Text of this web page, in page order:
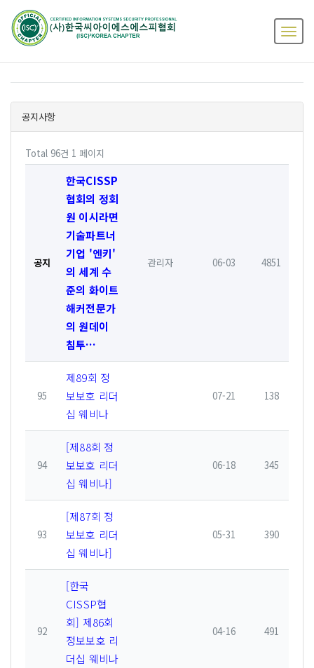
공지사항
Total 96건 1 페이지
공지
한국CISSP
협회의 정회
원 이시라면
기술파트너
기업 '엔키'
의 세계 수
준의 화이트
해커전문가
의 원데이
침투…
관리자 06-03 4851
95
제89회 정
보보호 리더
십 웨비나
07-21 138
94
[제88회 정
보보호 리더
십 웨비나]
06-18 345
93
[제87회 정
보보호 리더
십 웨비나]
05-31 390
92
[한국
CISSP협
회] 제86회
정보보호 리
더십 웨비나
04-16 491